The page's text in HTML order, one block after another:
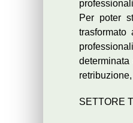
Per poter
SETTORE